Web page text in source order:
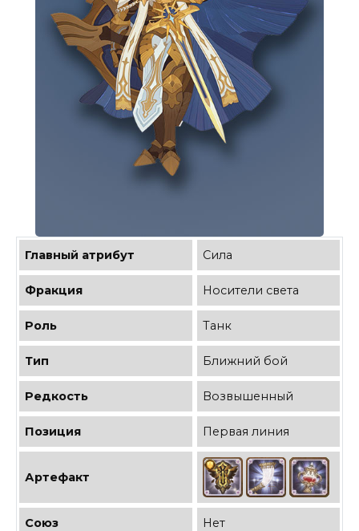
Главный атрибут Сила
Фракция Носители света
Роль Танк
Тип Ближний бой
Редкость Возвышенный
Позиция Первая линия
Артефакт
Союз Нет